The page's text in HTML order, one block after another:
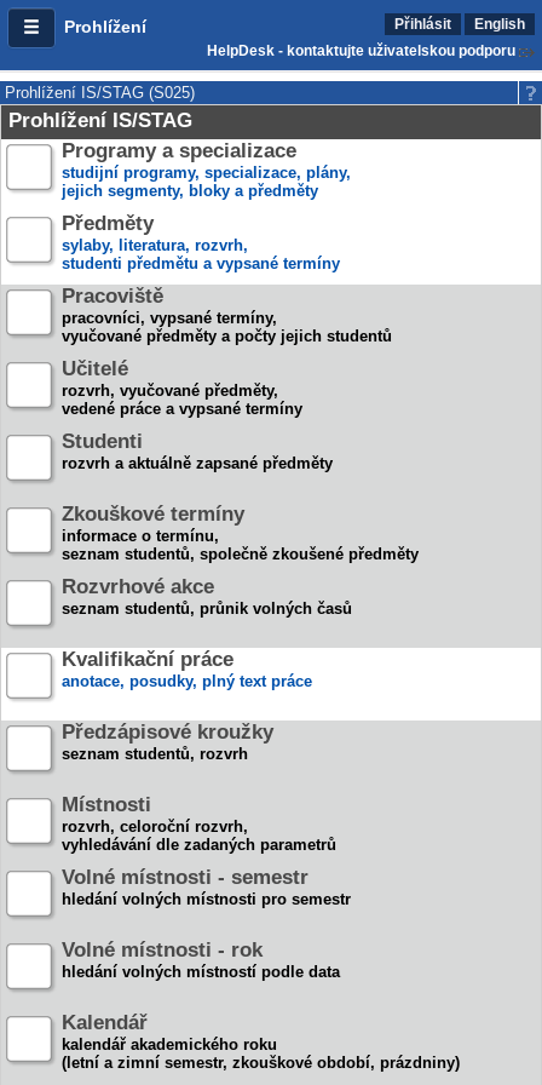
Prohlížení Přihlásit
English
HelpDesk - kontaktujte uživatelskou podporu
Prohlížení IS/STAG (S025)
Prohlížení IS/STAG
Programy a specializace
studijní programy, specializace, plány,
jejich segmenty, bloky a předměty
Předměty
sylaby, literatura, rozvrh,
studenti předmětu a vypsané termíny
Pracoviště
pracovníci, vypsané termíny,
vyučované předměty a počty jejich studentů
Učitelé
rozvrh, vyučované předměty,
vedené práce a vypsané termíny
Studenti
rozvrh a aktuálně zapsané předměty
Zkouškové termíny
informace o termínu,
seznam studentů, společně zkoušené předměty
Rozvrhové akce
seznam studentů, průnik volných časů
Kvalifikační práce
anotace, posudky, plný text práce
Předzápisové kroužky
seznam studentů, rozvrh
Místnosti
rozvrh, celoroční rozvrh,
vyhledávání dle zadaných parametrů
Volné místnosti - semestr
hledání volných místnosti pro semestr
Volné místnosti - rok
hledání volných místností podle data
Kalendář
kalendář akademického roku
(letní a zimní semestr, zkouškové období, prázdniny)